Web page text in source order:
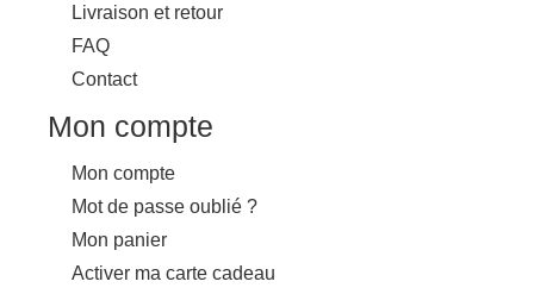
Livraison et retour
FAQ
Contact
Mon compte
Mon compte
Mot de passe oublié ?
Mon panier
Activer ma carte cadeau